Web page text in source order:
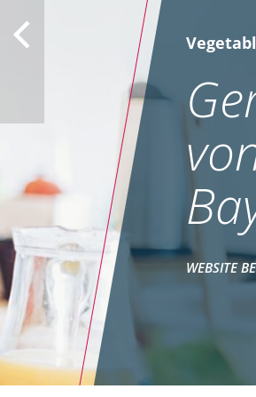
WEBSITE